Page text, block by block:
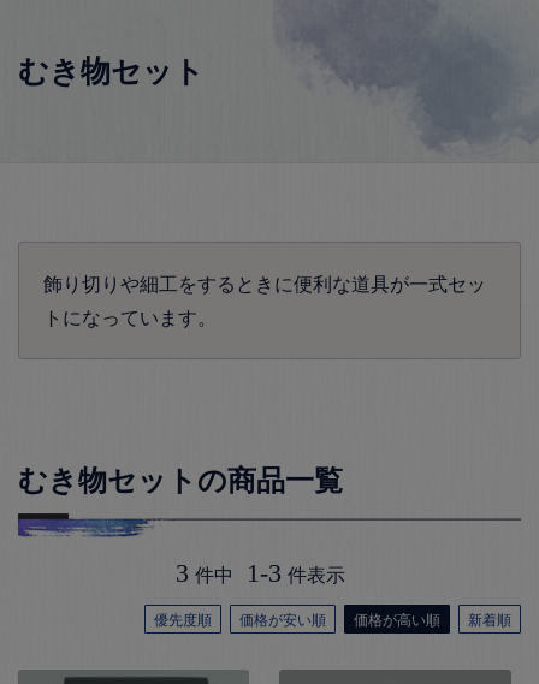
むき物セット
飾り切りや細工をするときに便利な道具が一式セッ
トになっています。
むき物セットの商品一覧
優先度順 価格が安い順 価格が高い順 新着順
3 件中 1-3 件表示